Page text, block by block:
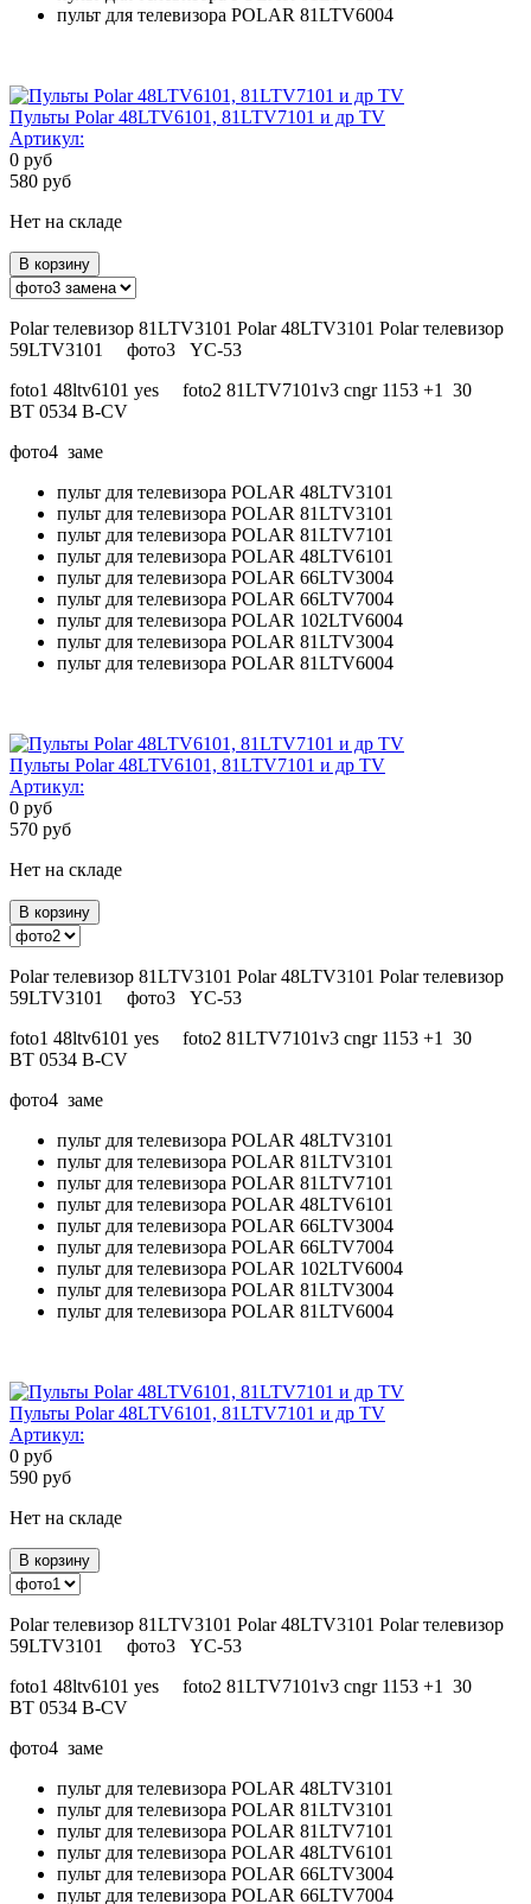
пульт для телевизора POLAR 81LTV6004
Пульты Polar 48LTV6101, 81LTV7101 и др TV
Артикул:
0 руб
580 руб
Нет на складе
В корзину
Polar телевизор 81LTV3101 Polar 48LTV3101 Polar телевизор
59LTV3101 фото3 YC-53
foto1 48ltv6101 yes foto2 81LTV7101v3 cngr 1153 +1 30
BT 0534 B-CV
фото4 заме
пульт для телевизора POLAR 48LTV3101
пульт для телевизора POLAR 81LTV3101
пульт для телевизора POLAR 81LTV7101
пульт для телевизора POLAR 48LTV6101
пульт для телевизора POLAR 66LTV3004
пульт для телевизора POLAR 66LTV7004
пульт для телевизора POLAR 102LTV6004
пульт для телевизора POLAR 81LTV3004
пульт для телевизора POLAR 81LTV6004
Пульты Polar 48LTV6101, 81LTV7101 и др TV
Артикул:
0 руб
570 руб
Нет на складе
В корзину
Polar телевизор 81LTV3101 Polar 48LTV3101 Polar телевизор
59LTV3101 фото3 YC-53
foto1 48ltv6101 yes foto2 81LTV7101v3 cngr 1153 +1 30
BT 0534 B-CV
фото4 заме
пульт для телевизора POLAR 48LTV3101
пульт для телевизора POLAR 81LTV3101
пульт для телевизора POLAR 81LTV7101
пульт для телевизора POLAR 48LTV6101
пульт для телевизора POLAR 66LTV3004
пульт для телевизора POLAR 66LTV7004
пульт для телевизора POLAR 102LTV6004
пульт для телевизора POLAR 81LTV3004
пульт для телевизора POLAR 81LTV6004
Пульты Polar 48LTV6101, 81LTV7101 и др TV
Артикул:
0 руб
590 руб
Нет на складе
В корзину
Polar телевизор 81LTV3101 Polar 48LTV3101 Polar телевизор
59LTV3101 фото3 YC-53
foto1 48ltv6101 yes foto2 81LTV7101v3 cngr 1153 +1 30
BT 0534 B-CV
фото4 заме
пульт для телевизора POLAR 48LTV3101
пульт для телевизора POLAR 81LTV3101
пульт для телевизора POLAR 81LTV7101
пульт для телевизора POLAR 48LTV6101
пульт для телевизора POLAR 66LTV3004
пульт для телевизора POLAR 66LTV7004